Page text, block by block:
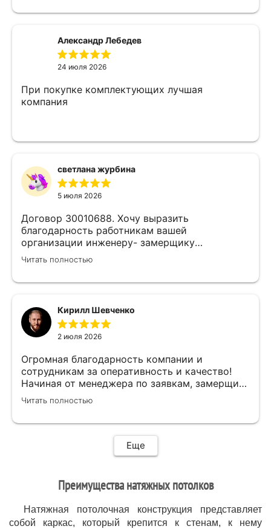
Александр Лебедев
24 июля 2026
При покупке комплектующих лучшая
компания
светлана журбина
5 июля 2026
Договор 30010688. Хочу выразить
благодарность работникам вашей
организации инженеру- замерщику
Кулабухову Николаю,и мастеру монтажа Илье
.Спасибо за проделанную работу и
быстро,качественно,профессионально сделал
свою работу,убрал за собой ,что очень
приятно.Мне все понравилось .Хорошая
Читать полностью
Кирилл Шевченко
2 июля 2026
Огромная благодарность компании и
сотрудникам за оперативность и качество!
Начиная от менеджера по заявкам, замерщика
и установщиков. Объяснили про полотно и
системы монтажа, дали выбор, сделали
Читать полностью
Еще
Преимущества натяжных потолков
Натяжная потолочная конструкция представляет
собой каркас, который крепится к стенам, к нему